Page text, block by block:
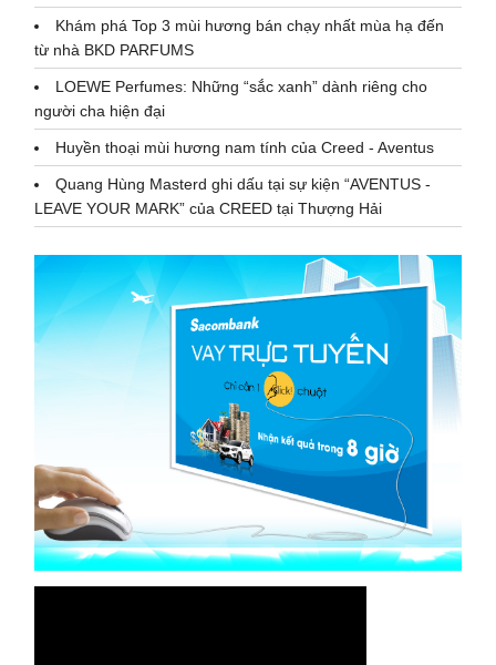
Khám phá Top 3 mùi hương bán chạy nhất mùa hạ đến
từ nhà BKD PARFUMS
LOEWE Perfumes: Những “sắc xanh” dành riêng cho
người cha hiện đại
Huyền thoại mùi hương nam tính của Creed - Aventus
Quang Hùng Masterd ghi dấu tại sự kiện “AVENTUS -
LEAVE YOUR MARK” của CREED tại Thượng Hải